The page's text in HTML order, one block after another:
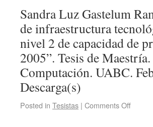
Sandra Luz Gastelum
de infraestructura
nivel 2 de capacidad de
2005”. Tesis de
Computación. UABC.
Descarga(s)
Posted in Tesistas | Comments Off